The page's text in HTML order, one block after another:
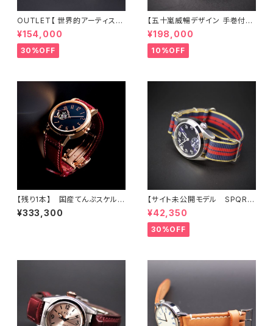
OUTLET【 世界的アーティスト
五十嵐威暢デザイン 手巻付自
動巻 earth watch 】 ブルー
天秤秒針が象徴的な機械式×ス
テンレスメッシュ 白
¥154,000
30%OFF
【五十嵐威暢デザイン 手巻付自
動巻 earth watch+稲穂・蜻蛉
・有田焼コラボレーション】 ブル
ー天秤秒針の白文字盤 × SOM
ES別注・国産高級車シート革ベ
¥198,000
10%OFF
【残り1本】 国産てんぷスケルト
ン機械式ムーブメント×木曽漆
の匠 荻上 文峰氏の卓越した技
¥333,300
【サイト未公開モデル SPQR
人気の高い機械式 手巻付自動
巻スモールセコンド Ventuno
ss ネイビー文字盤 × 英
国メーカー直輸入MOD#11ナイ
¥42,350
30%OFF